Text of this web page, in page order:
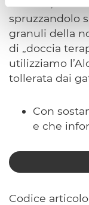
spruzzandolo
granuli della
di „doccia
utilizziamo
tollerata dai
Con
e che
Codice